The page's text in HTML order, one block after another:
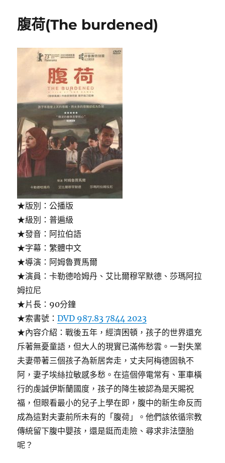
腹荷(The burdened)
★版別：公播版
★級別：普遍級
★發音：阿拉伯語
★字幕：繁體中文
★導演：阿姆魯賈馬爾
★演員：卡勒德哈姆丹、艾比爾穆罕默德、莎瑪阿拉
姆拉尼
★片長：90分鐘
★索書號：DVD 987.83 7844 2023
★內容介紹：戰後五年，經濟困頓，孩子的世界還充
斥著無憂童語，但大人的現實已滿佈愁雲。一對失業
夫妻帶著三個孩子為新居奔走，丈夫阿梅德固執不
阿，妻子埃絲拉敏感多愁。在這個停電常有、軍車橫
行的虔誠伊斯蘭國度，孩子的降生被認為是天賜祝
福，但眼看最小的兒子上學在即，腹中的新生命反而
成為這對夫妻前所未有的「腹荷」。他們該依循宗教
傳統留下腹中嬰孩，還是鋌而走險、尋求非法墮胎
呢？